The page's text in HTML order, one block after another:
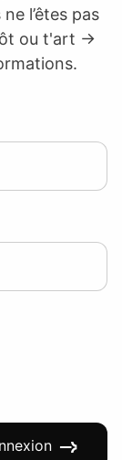
l’êtes pas
ou t'art ->